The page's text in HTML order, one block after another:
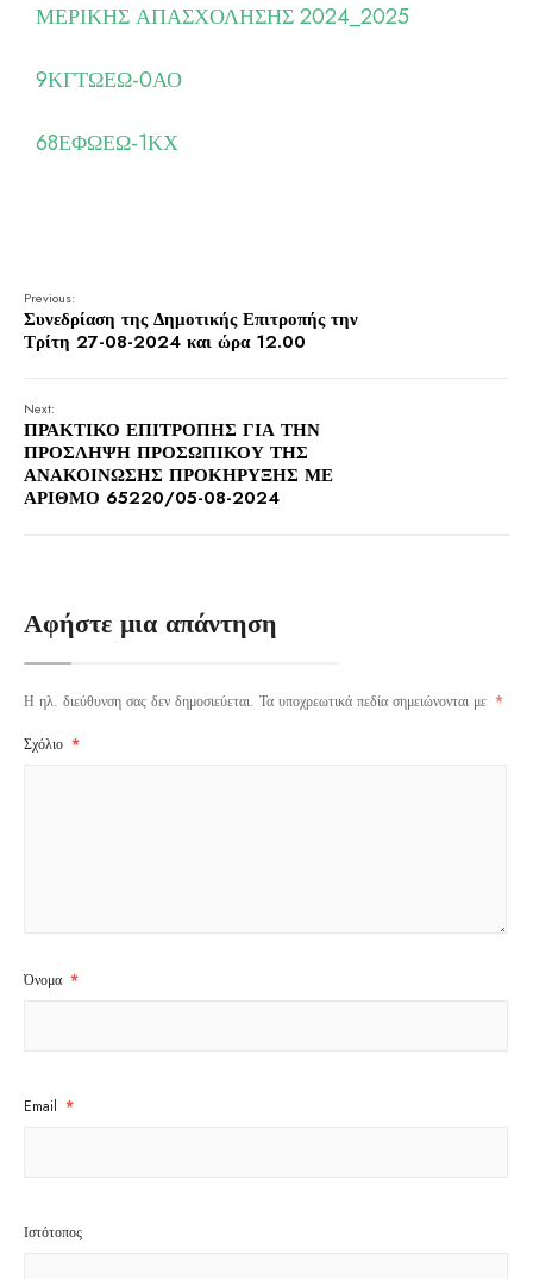
ΜΕΡΙΚΗΣ ΑΠΑΣΧΟΛΗΣΗΣ 2024_2025
9ΚΓΤΩΕΩ-0ΑΟ
68ΕΦΩΕΩ-1ΚΧ
Previous:
Συνεδρίαση της Δημοτικής Επιτροπής την
Τρίτη 27-08-2024 και ώρα 12.00
Next:
ΠΡΑΚΤΙΚΟ ΕΠΙΤΡΟΠΗΣ ΓΙΑ ΤΗΝ
ΠΡΟΣΛΗΨΗ ΠΡΟΣΩΠΙΚΟΥ ΤΗΣ
ΑΝΑΚΟΙΝΩΣΗΣ ΠΡΟΚΗΡΥΞΗΣ ΜΕ
ΑΡΙΘΜΟ 65220/05-08-2024
Αφήστε μια απάντηση
Η ηλ. διεύθυνση σας δεν δημοσιεύεται. Τα υποχρεωτικά πεδία σημειώνονται με *
Σχόλιο *
Όνομα *
Email *
Ιστότοπος